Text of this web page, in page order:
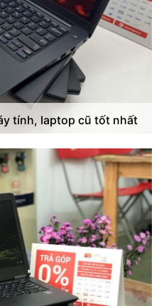
tính, laptop cũ tốt nhất